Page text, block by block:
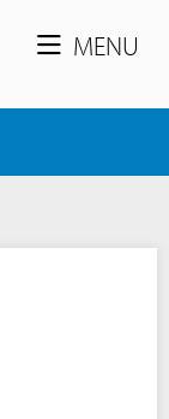
MENU